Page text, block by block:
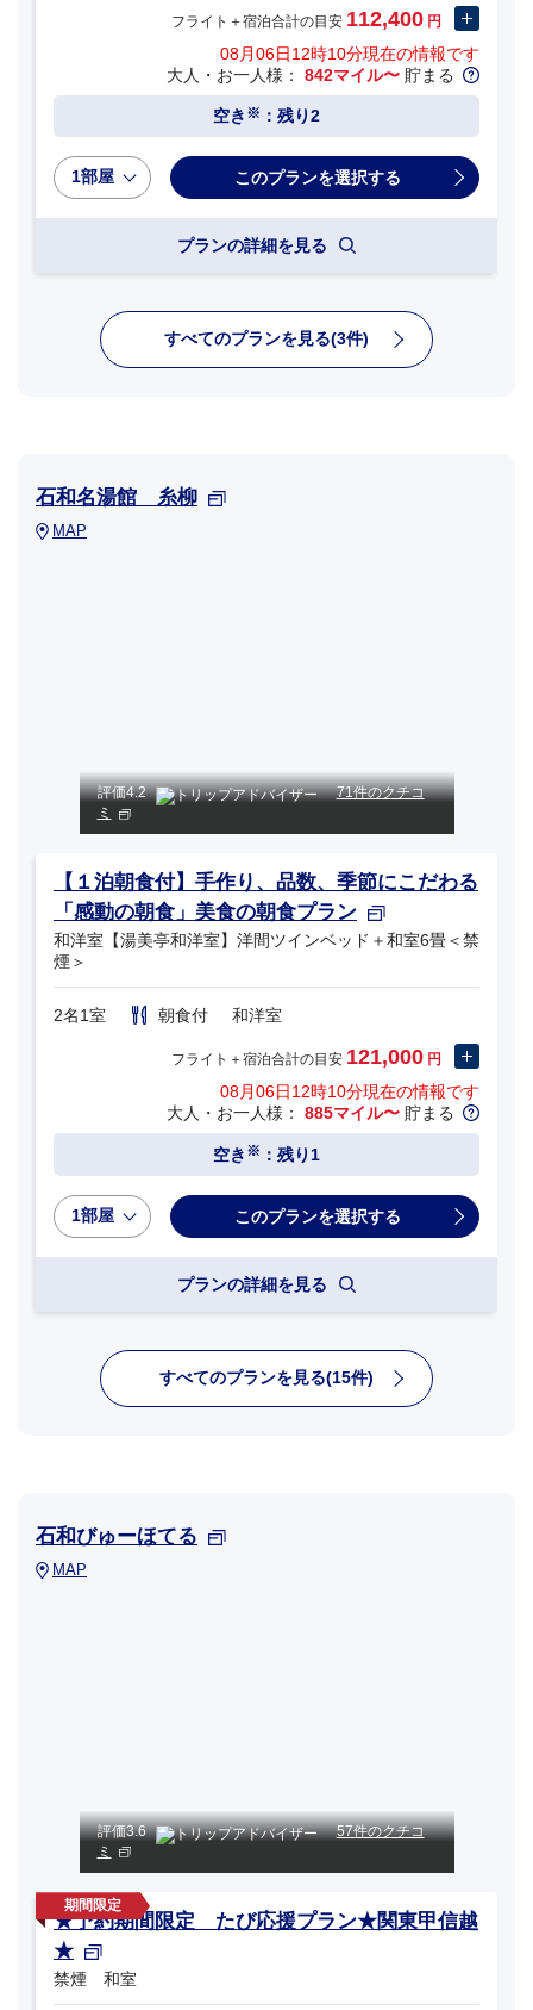
フライト＋宿泊合計の目安 112,400 円
08月06日12時10分現在の情報です
大人・お一人様： 842マイル〜 貯まる
空き ※ ：残り2
1部屋
プランの詳細を見る
すべてのプランを見る(3件)
石和名湯館 糸柳
MAP
評価4.2
71件のクチコ
ミ
【１泊朝食付】手作り、品数、季節にこだわる
「感動の朝食」美食の朝食プラン
和洋室【湯美亭和洋室】洋間ツインベッド＋和室6畳＜禁
煙＞
2名1室 朝食付 和洋室
フライト＋宿泊合計の目安 121,000 円
08月06日12時10分現在の情報です
大人・お一人様： 885マイル〜 貯まる
空き ※ ：残り1
1部屋
プランの詳細を見る
すべてのプランを見る(15件)
石和びゅーほてる
MAP
評価3.6
57件のクチコ
ミ
★予約期間限定 たび応援プラン★関東甲信越
★
禁煙 和室